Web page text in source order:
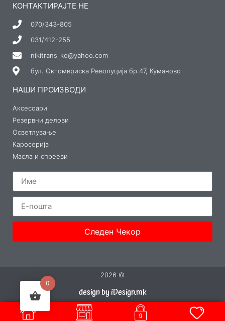
КОНТАКТИРАЈТЕ НЕ
070/343-805
031/412-255
nikitrans_ko@yahoo.com
бул. Октомвриска Револуција бр.47, Куманово
НАШИ ПРОИЗВОДИ
Аксесоари
Резервни делови
Осветлување
Каросерија
Масла и спрееви
Следен Чекор
2026 ©
design by iDesign.mk
0